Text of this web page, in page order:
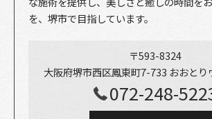
を、堺市で目指しています。
〒593-8324
大阪府堺市西区鳳東町7-733 おおとり
072-248-